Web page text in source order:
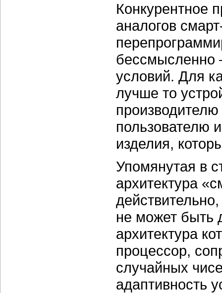
Конкурентное
аналогов
бессмысленно
условий. Для
лучше то
производителю
пользователю
изделия,
Упомянутая в
архитектура
не может быть
архитектура
процессор,
случайных
адаптивность